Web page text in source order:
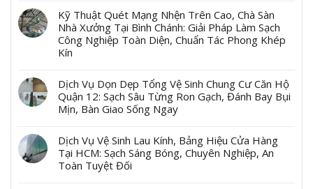
Kỹ Thuật Quét Mạng Nhện Trên Cao, Chà Sàn
Nhà Xưởng Tại Bình Chánh: Giải Pháp Làm Sạch
Công Nghiệp Toàn Diện, Chuẩn Tác Phong Khép
Kín
Dịch Vụ Dọn Dẹp Tổng Vệ Sinh Chung Cư Căn Hộ
Quận 12: Sạch Sâu Từng Ron Gạch, Đánh Bay Bụi
Mịn, Bàn Giao Sống Ngay
Dịch Vụ Vệ Sinh Lau Kính, Bảng Hiệu Cửa Hàng
Tại HCM: Sạch Sáng Bóng, Chuyên Nghiệp, An
Toàn Tuyệt Đối